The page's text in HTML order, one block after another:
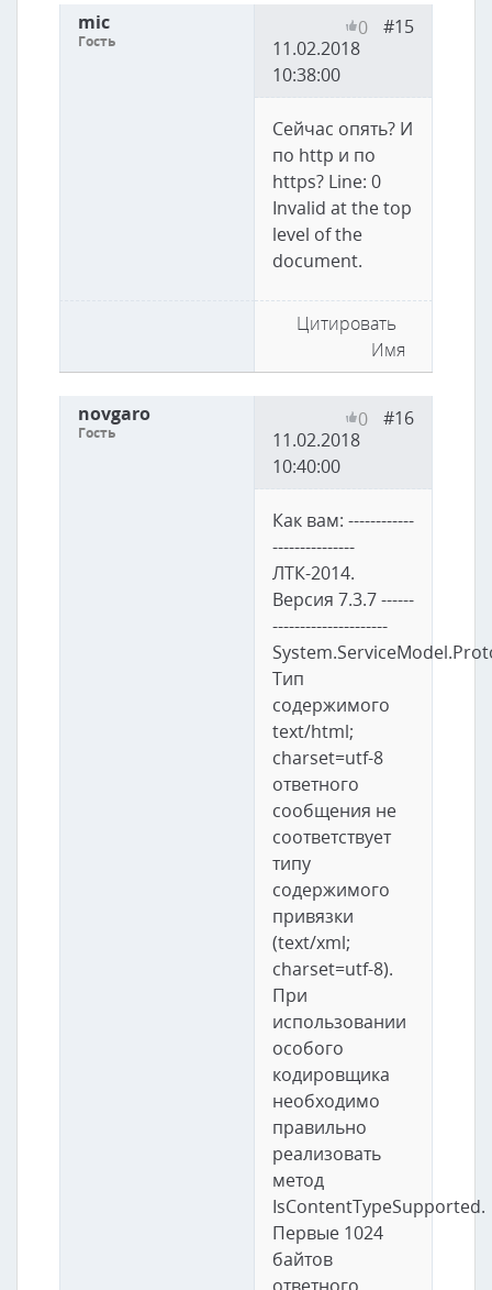
mic
Гость
#15
0
11.02.2018
10:38:00
Сейчас опять? И
по http и по
https? Line: 0
Invalid at the top
level of the
document.
Цитировать
Имя
novgaro
Гость
#16
0
11.02.2018
10:40:00
Как вам: ------------
---------------
ЛТК-2014.
Версия 7.3.7 ------
---------------------
Тип
содержимого
text/html;
charset=utf-8
ответного
сообщения не
соответствует
типу
содержимого
привязки
(text/xml;
charset=utf-8).
При
использовании
особого
кодировщика
необходимо
правильно
реализовать
метод
IsContentTypeSupported.
Первые 1024
байтов